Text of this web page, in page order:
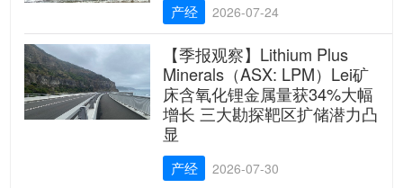
产经 2026-07-24
【季报观察】Lithium Plus
Minerals（ASX: LPM）Lei矿
床含氧化锂金属量获34%大幅
增长 三大勘探靶区扩储潜力凸
显
产经 2026-07-30